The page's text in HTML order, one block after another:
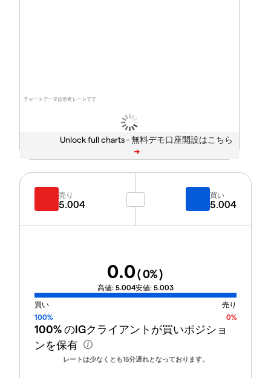
チャートデータは参考レートです
Unlock full charts -
売り
5.004
買い
5.004
0.0(0%)
高値: 5.004安値: 5.003
買い
売り
100%
0%
100%のIGクライアントが買いポジショ
ンを保有
レートは少なくとも15分遅れとなっております。